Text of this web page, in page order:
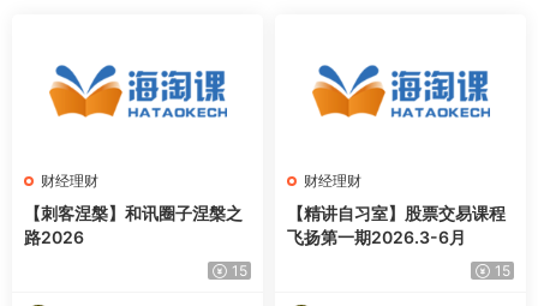
财经理财
【刺客涅槃】和讯圈子涅槃之
路2026
15
财经理财
【精讲自习室】股票交易课程
飞扬第一期2026.3-6月
15